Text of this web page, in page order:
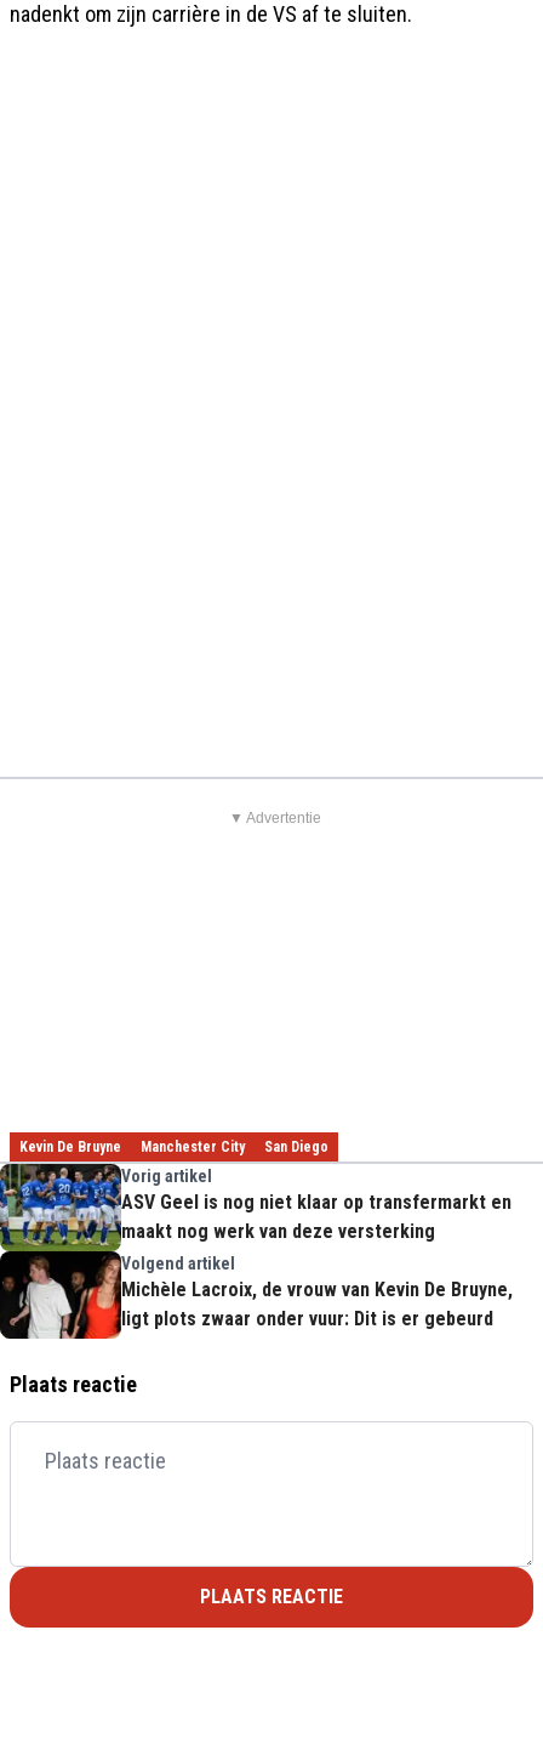
nadenkt om zijn carrière in de VS af te sluiten.
▼ Advertentie
Kevin De Bruyne Manchester City San Diego
Vorig artikel
ASV Geel is nog niet klaar op transfermarkt en
maakt nog werk van deze versterking
Volgend artikel
Michèle Lacroix, de vrouw van Kevin De Bruyne,
ligt plots zwaar onder vuur: Dit is er gebeurd
Plaats reactie
PLAATS REACTIE